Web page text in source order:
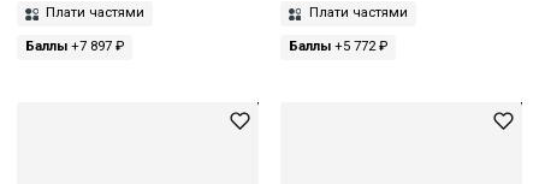
Плати частями
Баллы +7 897 ₽
Плати частями
Баллы+5 772 ₽